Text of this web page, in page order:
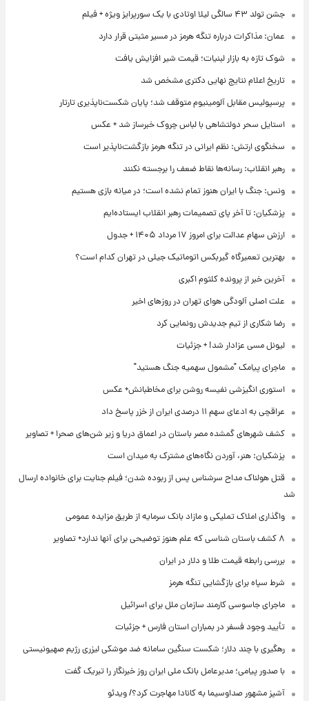
جشن تولد ۴۳ سالگی لیلا اوتادی با یک سورپرایز ویژه + فیلم
عمان: مذاکرات درباره تنگه هرمز در مسیر مثبتی قرار دارد
شوک تازه به بازار لبنیات؛ قیمت شیر افزایش یافت
تاریخ اعلام نتایج نهایی دکتری مشخص شد
پرسپولیس مقابل آلومینیوم متوقف شد؛ پایان شکست‌ناپذیری تارتار
استایل سحر دولتشاهی با لباس چروک خبرساز شد + عکس
سخنگوی ارتش: نظم ایرانی در تنگه هرمز بازگشت‌ناپذیر است
رهبر انقلاب: رسانه‌ها نقاط ضعف را برجسته نکنند
ونس: جنگ با ایران هنوز تمام نشده است؛ در میانه بازی هستیم
پزشکیان: تا آخر پای تصمیمات رهبر انقلاب ایستاده‌ایم
ارزش سهام عدالت برای امروز ۱۷ مرداد ۱۴۰۵ + جدول
بهترین تعمیرگاه گیربکس اتوماتیک جیلی در تهران کدام است؟
آخرین خبر از پرونده کلثوم اکبری
علت اصلی آلودگی هوای تهران در روزهای اخیر
رضا شکاری از تیم جدیدش رونمایی کرد
لیونل مسی عزادار شد! + جزئیات
ماجرای پیامک "مشمول سهمیه جنگ هستید"
استوری انگیزشی نفیسه روشن برای مخاطبانش+ عکس
عراقچی به ادعای سهم ۱۱ درصدی ایران از خزر پاسخ داد
کشف شهرهای گمشده مصر باستان در اعماق دریا و زیر شن‌های صحرا + تصاویر
پزشکیان: هنر، آوردن نگاه‌های مشترک به میدان است
قتل هولناک مداح سرشناس پس از ربوده شدن؛ فیلم جنایت برای خانواده ارسال
شد
واگذاری املاک تملیکی و مازاد بانک سرمایه از طریق مزایده عمومی
۸ کشف باستان شناسی که علم هنوز توضیحی برای آنها ندارد+ تصاویر
بررسی رابطه قیمت طلا و دلار در ایران
شرط سپاه برای بازگشایی تنگه هرمز
ماجرای جاسوسی کارمند سازمان ملل برای اسرائیل
تأیید وجود فسفر در بمباران استان فارس + جزئیات
رهگیری با چند دلار؛ شکست سنگین سامانه ضد موشکی لیزری رژیم صهیونیستی
با صدور پیامی؛ مدیرعامل بانک ملی ایران روز خبرنگار را تبریک گفت
آشپز مشهور صداوسیما به کانادا مهاجرت کرد؟/ ویدئو